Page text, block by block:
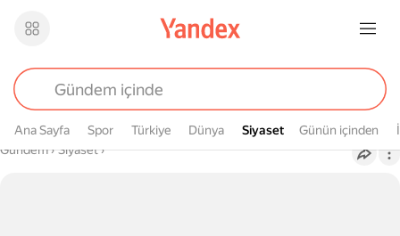
Ana Sayfa Spor Türkiye Dünya Siyaset
Siyaset Günün içinden
Buradasın
Gündem› Siyaset›